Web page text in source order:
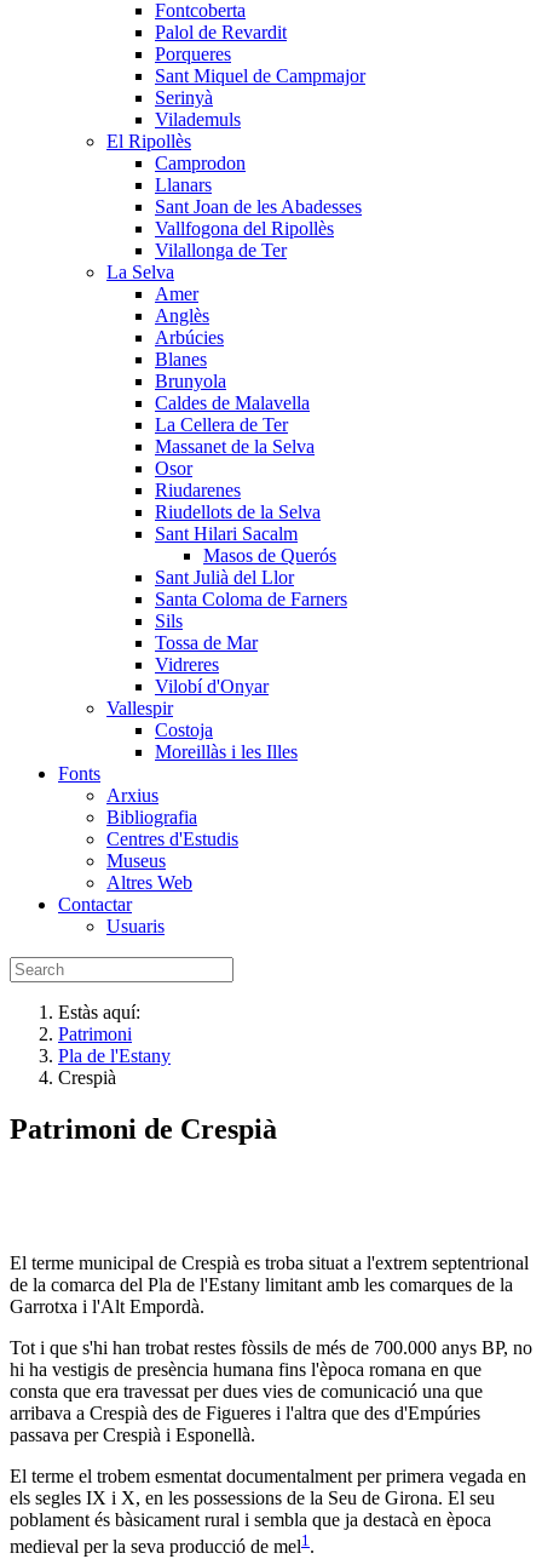
Fontcoberta
Palol de Revardit
Porqueres
Sant Miquel de Campmajor
Serinyà
Vilademuls
El Ripollès
Camprodon
Llanars
Sant Joan de les Abadesses
Vallfogona del Ripollès
Vilallonga de Ter
La Selva
Amer
Anglès
Arbúcies
Blanes
Brunyola
Caldes de Malavella
La Cellera de Ter
Massanet de la Selva
Osor
Riudarenes
Riudellots de la Selva
Sant Hilari Sacalm
Masos de Querós
Sant Julià del Llor
Santa Coloma de Farners
Sils
Tossa de Mar
Vidreres
Vilobí d'Onyar
Vallespir
Costoja
Moreillàs i les Illes
Fonts
Arxius
Bibliografia
Centres d'Estudis
Museus
Altres Web
Contactar
Usuaris
Estàs aquí:
Patrimoni
Pla de l'Estany
Crespià
Patrimoni de Crespià
El terme municipal de Crespià es troba situat a l'extrem septentrional
de la comarca del Pla de l'Estany limitant amb les comarques de la
Garrotxa i l'Alt Empordà.
Tot i que s'hi han trobat restes fòssils de més de 700.000 anys BP, no
hi ha vestigis de presència humana fins l'època romana en que
consta que era travessat per dues vies de comunicació una que
arribava a Crespià des de Figueres i l'altra que des d'Empúries
passava per Crespià i Esponellà.
El terme el trobem esmentat documentalment per primera vegada en
els segles IX i X, en les possessions de la Seu de Girona. El seu
poblament és bàsicament rural i sembla que ja destacà en època
medieval per la seva producció de mel1 .